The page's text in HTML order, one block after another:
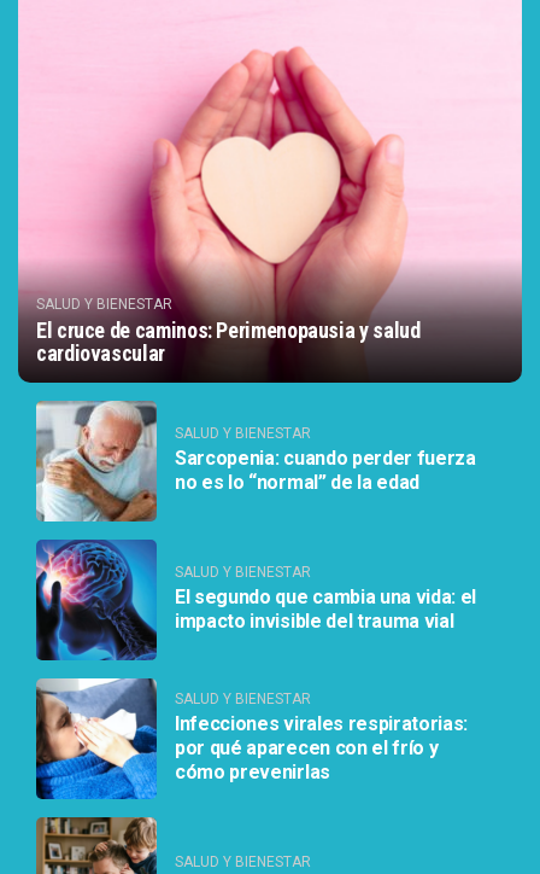
SALUD Y BIENESTAR
El cruce de caminos: Perimenopausia y salud
cardiovascular
SALUD Y BIENESTAR
Sarcopenia: cuando perder fuerza
no es lo “normal” de la edad
SALUD Y BIENESTAR
El segundo que cambia una vida: el
impacto invisible del trauma vial
SALUD Y BIENESTAR
Infecciones virales respiratorias:
por qué aparecen con el frío y
cómo prevenirlas
SALUD Y BIENESTAR